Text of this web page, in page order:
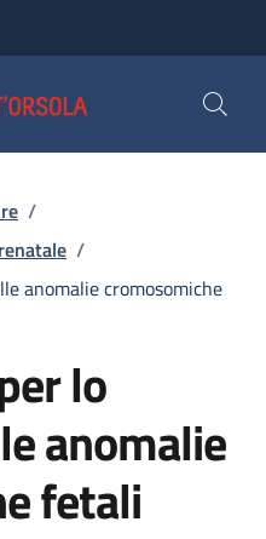
/
/
anomalie cromosomiche
lo
anomalie
fetali